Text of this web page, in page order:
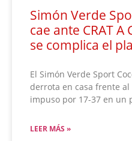
Simón Verde
cae ante CRAT
se complica el
El Simón Verde Sport
derrota en casa frente al
impuso por 17-37 en un
LEER MÁS »